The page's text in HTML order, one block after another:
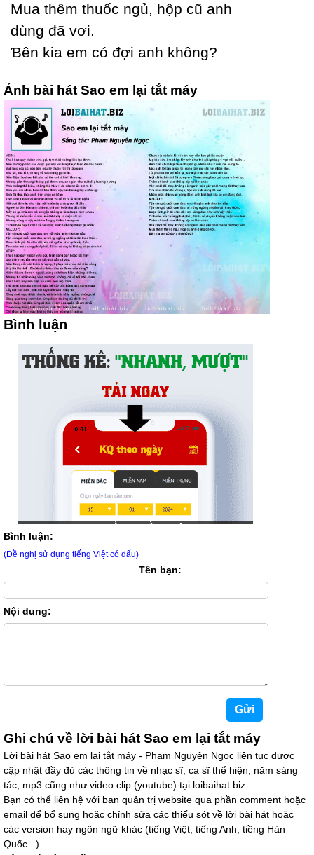
Mua thêm thuốc ngủ, hộp cũ anh
dùng đã vơi.
Ɓên kia em có đợi anh không?
Ảnh bài hát Sao em lại tắt máy
Bình luận
Bình luận:
(Đề nghị sử dụng tiếng Việt có dấu)
Tên bạn:
Nội dung:
Ghi chú về lời bài hát Sao em lại tắt máy
Lời bài hát Sao em lại tắt máy - Phạm Nguyên Ngọc liên tục được
cập nhật đầy đủ các thông tin về nhạc sĩ, ca sĩ thể hiện, năm sáng
tác, mp3 cũng như video clip (youtube) tại loibaihat.biz.
Bạn có thể liên hệ với ban quản trị website qua phần comment hoặc
email để bổ sung hoặc chỉnh sửa các thiếu sót về lời bài hát hoặc
các version hay ngôn ngữ khác (tiếng Việt, tiếng Anh, tiềng Hàn
Quốc...)